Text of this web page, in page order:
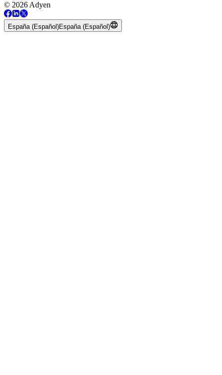
© 2026 Adyen
España (Español)España (Español)